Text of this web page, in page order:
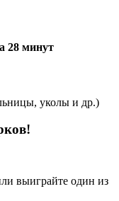
28 минут
уколы и др.)
выиграйте один из